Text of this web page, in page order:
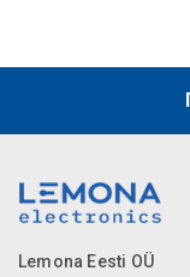
Lemona Eesti OÜ